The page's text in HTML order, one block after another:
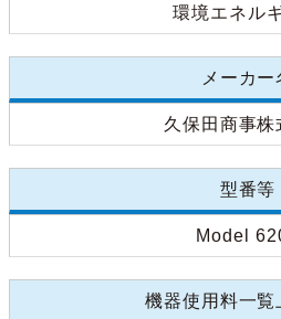
環境エネル
メーカー
久保田商事株
型番等
Model
機器使用料一覧